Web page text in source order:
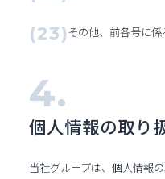
その他、前各号に
個人情報の取り
当社グループは、個人情報